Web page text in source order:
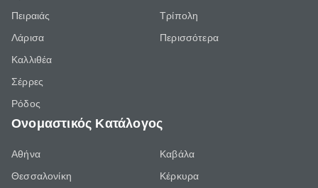
Πειραιάς
Λάρισα
Καλλιθέα
Σέρρες
Ρόδος
Τρίπολη
Περισσότερα
Ονομαστικός Κατάλογος
Αθήνα
Θεσσαλονίκη
Καβάλα
Κέρκυρα